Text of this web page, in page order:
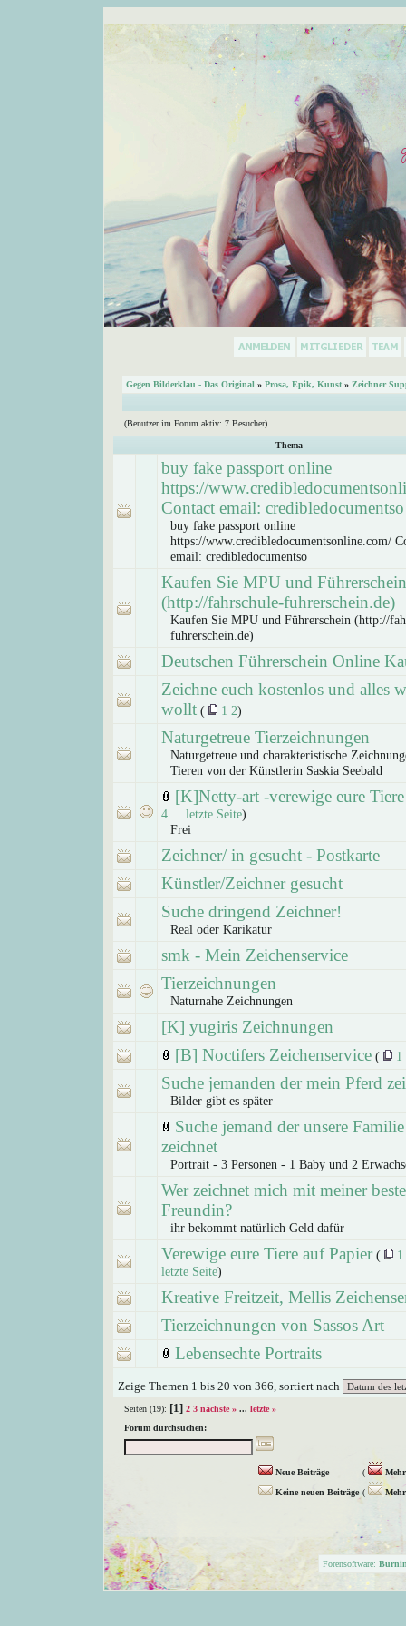
Gegen Bilderklau - Das Original » Prosa, Epik, Kunst » Zeichner
(Benutzer im Forum aktiv: 7 Besucher)
Thema
buy fake passport online
https://
Contact email: credibledocumentso
buy fake passport online
https://www.credibledocumentsonline.com/
email: credibledocumentso
Kaufen Sie MPU und Führerschein
(http://fahrschule-fuhrerschein.de)
Kaufen Sie MPU und Führerschein (http://
fuhrerschein.de)
Deutschen Führerschein Online
Zeichne euch kostenlos und alles
wollt( 1 2)
Naturgetreue Tierzeichnungen
Naturgetreue und charakteristische
Tieren von der Künstlerin Saskia Seebald
[K]Netty-art -verewige eure Tiere
4... letzte Seite)
Frei
Zeichner/ in gesucht - Postkarte
Künstler/Zeichner gesucht
Suche dringend Zeichner!
Real oder Karikatur
smk - Mein Zeichenservice
Tierzeichnungen
Naturnahe Zeichnungen
[K] yugiris Zeichnungen
[B] Noctifers Zeichenservice( 1
Suche jemanden der mein Pferd
Bilder gibt es später
Suche jemand der unsere Familie
zeichnet
Portrait - 3 Personen - 1 Baby und 2
Wer zeichnet mich mit meiner
Freundin?
ihr bekommt natürlich Geld dafür
Verewige eure Tiere auf Papier(
1
letzte Seite)
Kreative Freitzeit, Mellis
Tierzeichnungen von Sassos Art
Lebensechte Portraits
Zeige Themen 1 bis 20 von 366, sortiert nach
Seiten (19): [1] 2 3 nächste » ... letzte »
Forum durchsuchen:
Neue Beiträge (
Keine neuen Beiträge (
Forensoftware: